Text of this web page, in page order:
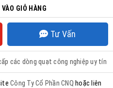
GIỎ HÀNG
Tư Vấn
các dòng quạt công nghiệp uy tín
Công Ty Cổ Phần CNQ hoặc liên